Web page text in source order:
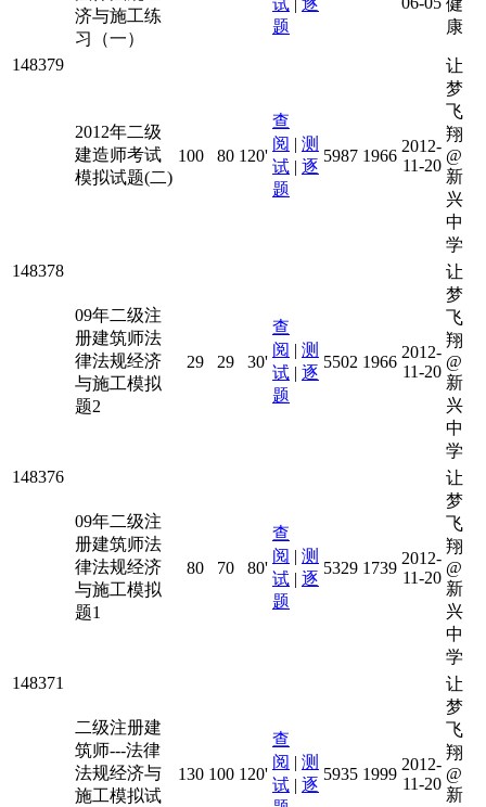
济与施工练
习（一）
试 | 逐
题
健
康
148379
2012年二级
建造师考试
模拟试题(二)
100 80 120'
查
阅 | 测
试 | 逐
题
5987 1966
2012-
11-20
让
梦
飞
翔
@
新
兴
中
学
148378
09年二级注
册建筑师法
律法规经济
与施工模拟
题2
29 29 30'
查
阅 | 测
试 | 逐
题
5502 1966
2012-
11-20
让
梦
飞
翔
@
新
兴
中
学
148376
09年二级注
册建筑师法
律法规经济
与施工模拟
题1
80 70 80'
查
阅 | 测
试 | 逐
题
5329 1739
2012-
11-20
让
梦
飞
翔
@
新
兴
中
学
148371
二级注册建
筑师---法律
法规经济与
施工模拟试
130 100 120'
查
阅 | 测
试 | 逐
5935 1999
2012-
11-20
让
梦
飞
翔
@
新